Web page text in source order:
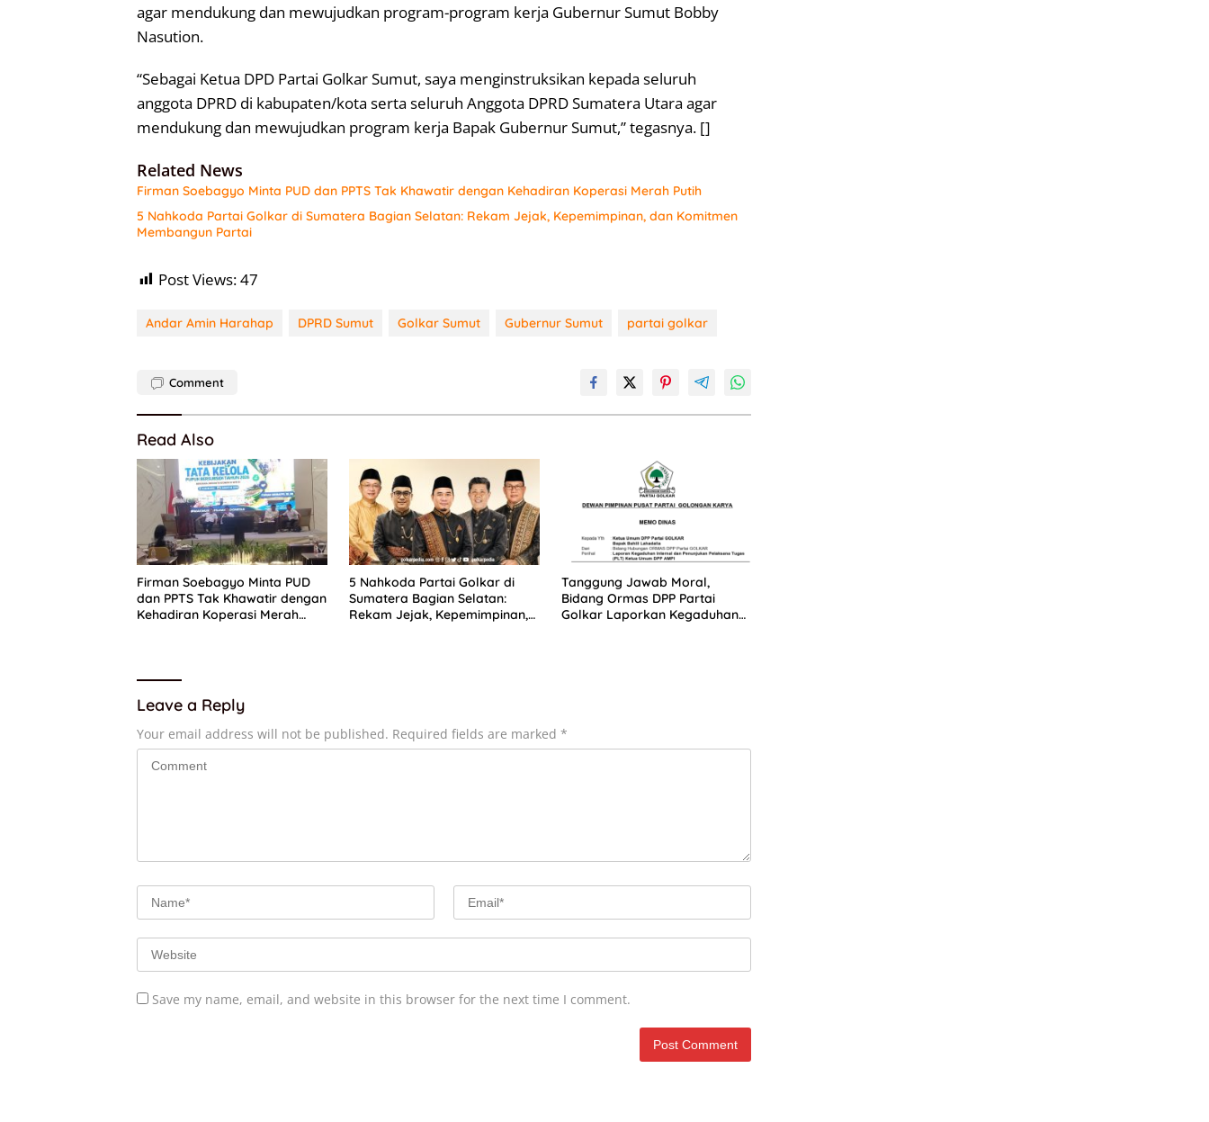
agar mendukung dan mewujudkan program-program kerja Gubernur Sumut Bobby
Nasution.
“Sebagai Ketua DPD Partai Golkar Sumut, saya menginstruksikan kepada seluruh
anggota DPRD di kabupaten/kota serta seluruh Anggota DPRD Sumatera Utara agar
mendukung dan mewujudkan program kerja Bapak Gubernur Sumut,” tegasnya. []
Related News
Firman Soebagyo Minta PUD dan PPTS Tak Khawatir dengan Kehadiran Koperasi Merah Putih
5 Nahkoda Partai Golkar di Sumatera Bagian Selatan: Rekam Jejak, Kepemimpinan, dan Komitmen
Membangun Partai
Post Views:47
Andar Amin Harahap DPRD Sumut Golkar Sumut Gubernur Sumut partai golkar
Comment
Read Also
Firman Soebagyo Minta PUD
dan PPTS Tak Khawatir dengan
Kehadiran Koperasi Merah
5 Nahkoda Partai Golkar di
Sumatera Bagian Selatan:
Rekam Jejak, Kepemimpinan,
Tanggung Jawab Moral,
Bidang Ormas DPP Partai
Golkar Laporkan Kegaduhan
Leave a Reply
Your email address will not be published. Required fields are marked *
Save my name, email, and website in this browser for the next time I comment.